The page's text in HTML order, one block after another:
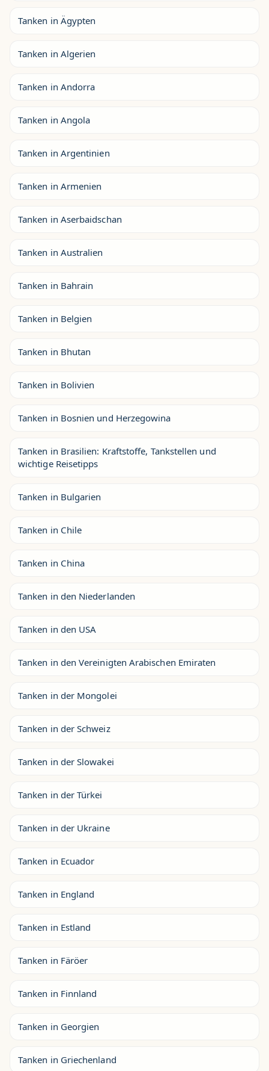
Tanken in Ägypten
Tanken in Algerien
Tanken in Andorra
Tanken in Angola
Tanken in Argentinien
Tanken in Armenien
Tanken in Aserbaidschan
Tanken in Australien
Tanken in Bahrain
Tanken in Belgien
Tanken in Bhutan
Tanken in Bolivien
Tanken in Bosnien und Herzegowina
Tanken in Brasilien: Kraftstoffe, Tankstellen und
wichtige Reisetipps
Tanken in Bulgarien
Tanken in Chile
Tanken in China
Tanken in den Niederlanden
Tanken in den USA
Tanken in den Vereinigten Arabischen Emiraten
Tanken in der Mongolei
Tanken in der Schweiz
Tanken in der Slowakei
Tanken in der Türkei
Tanken in der Ukraine
Tanken in Ecuador
Tanken in England
Tanken in Estland
Tanken in Färöer
Tanken in Finnland
Tanken in Georgien
Tanken in Griechenland